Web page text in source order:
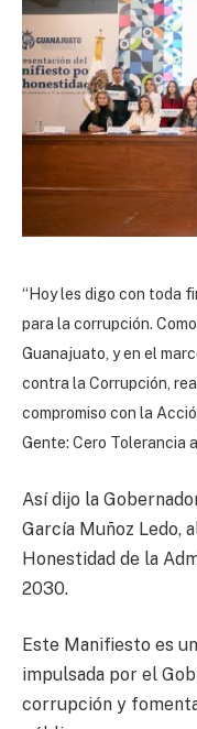
“Hoy les digo con toda
para la corrupción.
Guanajuato, y en el
contra la Corrupción,
compromiso con la
Gente: Cero Tolerancia
Así dijo la
García Muñoz Ledo,
Honestidad de la
2030.
Este Manifiesto es
impulsada por el
corrupción y